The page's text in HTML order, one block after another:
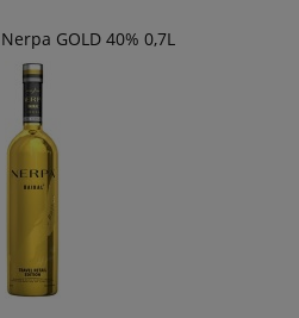
GOLD 40% 0,7L